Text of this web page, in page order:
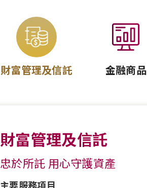
財富管理及信託 金融商品
財富管理及信託
忠於所託 用心守護資產
主要服務項目